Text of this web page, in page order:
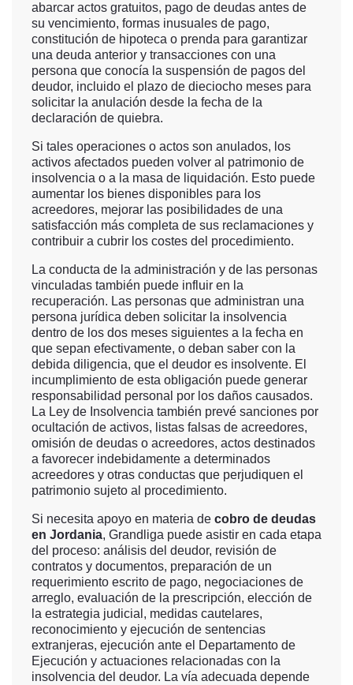
abarcar actos gratuitos, pago de deudas antes de
su vencimiento, formas inusuales de pago,
constitución de hipoteca o prenda para garantizar
una deuda anterior y transacciones con una
persona que conocía la suspensión de pagos del
deudor, incluido el plazo de dieciocho meses para
solicitar la anulación desde la fecha de la
declaración de quiebra.
Si tales operaciones o actos son anulados, los
activos afectados pueden volver al patrimonio de
insolvencia o a la masa de liquidación. Esto puede
aumentar los bienes disponibles para los
acreedores, mejorar las posibilidades de una
satisfacción más completa de sus reclamaciones y
contribuir a cubrir los costes del procedimiento.
La conducta de la administración y de las personas
vinculadas también puede influir en la
recuperación. Las personas que administran una
persona jurídica deben solicitar la insolvencia
dentro de los dos meses siguientes a la fecha en
que sepan efectivamente, o deban saber con la
debida diligencia, que el deudor es insolvente. El
incumplimiento de esta obligación puede generar
responsabilidad personal por los daños causados.
La Ley de Insolvencia también prevé sanciones por
ocultación de activos, listas falsas de acreedores,
omisión de deudas o acreedores, actos destinados
a favorecer indebidamente a determinados
acreedores y otras conductas que perjudiquen el
patrimonio sujeto al procedimiento.
Si necesita apoyo en materia de cobro de deudas
en Jordania, Grandliga puede asistir en cada etapa
del proceso: análisis del deudor, revisión de
contratos y documentos, preparación de un
requerimiento escrito de pago, negociaciones de
arreglo, evaluación de la prescripción, elección de
la estrategia judicial, medidas cautelares,
reconocimiento y ejecución de sentencias
extranjeras, ejecución ante el Departamento de
Ejecución y actuaciones relacionadas con la
insolvencia del deudor. La vía adecuada depende